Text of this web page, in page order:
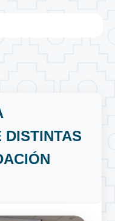
DISTINTAS